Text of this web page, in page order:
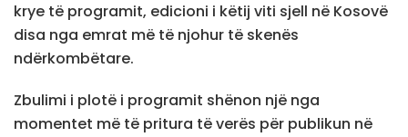
krye të programit, edicioni i këtij viti sjell në Kosovë
disa nga emrat më të njohur të skenës
ndërkombëtare.
Zbulimi i plotë i programit shënon një nga
momentet më të pritura të verës për publikun në